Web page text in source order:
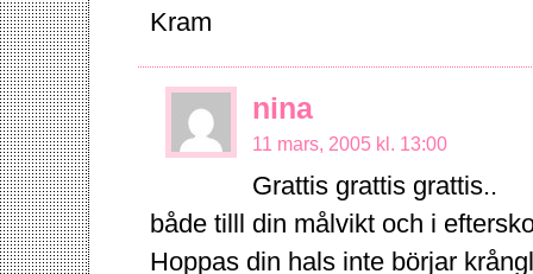
Kram
nina
11 mars, 2005 kl. 13:00
Grattis grattis grattis..
både tilll din målvikt och i
Hoppas din hals inte börjar